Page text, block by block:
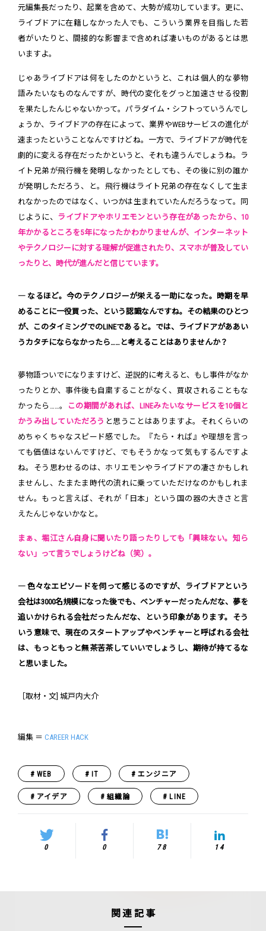
元編集長だったり、起業を含めて、大勢が成功しています。更に、
ライブドアに在籍しなかった人でも、こういう業界を目指した若
者がいたりと、間接的な影響まで含めれば凄いものがあるとは思
いますよ。
じゃあライブドアは何をしたのかというと、これは個人的な夢物
語みたいなものなんですが、時代の変化をグっと加速させる役割
を果たしたんじゃないかって。パラダイム・シフトっていうんでし
ょうか、ライブドアの存在によって、業界やWEBサービスの進化が
速まったということなんですけどね。一方で、ライブドアが時代を
劇的に変える存在だったかというと、それも違うんでしょうね。ラ
イト兄弟が飛行機を発明しなかったとしても、その後に別の誰か
が発明しただろう、と。飛行機はライト兄弟の存在なくして生ま
れなかったのではなく、いつかは生まれていたんだろうなって。同
じように、 ライブドアやホリエモンという存在があったから、10
年かかるところを5年になったかわかりませんが、インターネット
やテクノロジーに対する理解が促進されたり、スマホが普及してい
ったりと、時代が進んだと信じています。
― なるほど。今のテクノロジーが栄える一助になった。時期を早
めることに一役買った、という認識なんですね。その結果のひとつ
が、このタイミングでのLINEであると。では、ライブドアがああい
うカタチにならなかったら……と考えることはありませんか？
夢物語ついでになりますけど、逆説的に考えると、もし事件がなか
ったりとか、事件後も自粛することがなく、買収されることもな
かったら……。
この期間があれば、LINEみたいなサービスを10個と
かうみ出していただろう と思うことはありますよ。それくらいの
めちゃくちゃなスピード感でした。『たら・れば』や理想を言っ
ても価値はないんですけど、でもそうかなって気もするんですよ
ね。そう思わせるのは、ホリエモンやライブドアの凄さかもしれ
ませんし、たまたま時代の流れに乗っていただけなのかもしれま
せん。もっと言えば、それが「日本」という国の器の大きさと言
えたんじゃないかなと。
まぁ、堀江さん自身に聞いたり語ったりしても「興味ない。知ら
ない」って言うでしょうけどね（笑）。
― 色々なエピソードを伺って感じるのですが、ライブドアという
会社は3000名規模になった後でも、ベンチャーだったんだな、夢を
追いかけられる会社だったんだな、という印象があります。そう
いう意味で、現在のスタートアップやベンチャーと呼ばれる会社
は、もっともっと無茶苦茶していいでしょうし、期待が持てるな
と思いました。
［取材・文] 城戸内大介
編集 ＝ CAREER HACK
WEB IT エンジニア
アイデア 組織論 LINE
0 0 78 14
関連記事